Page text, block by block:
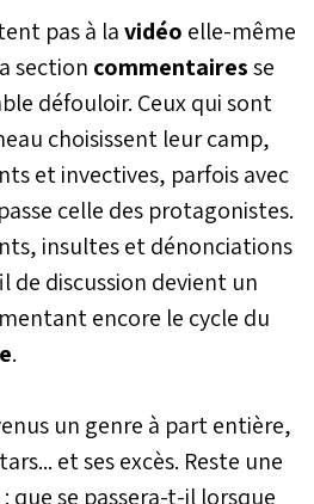
pas à lavidéo elle-même
section commentairesse
défouloir. Ceux qui sont
choisissent leur camp,
et invectives, parfois avec
celle des protagonistes.
insultes et dénonciations
de discussion devient un
encore le cycle du
.
un genre à part entière,
et ses excès. Reste une
que se passera-t-il lorsque